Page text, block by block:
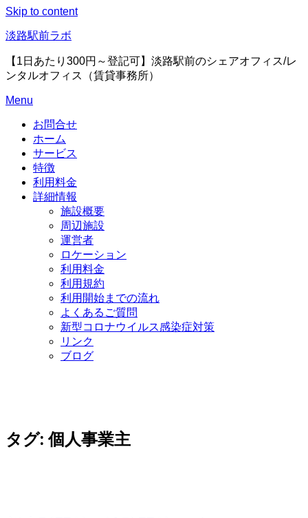
Skip to content
淡路駅前ラボ
【1日あたり300円～登記可】淡路駅前のシェアオフィス/レ
ンタルオフィス（賃貸事務所）
Menu
お問合せ
ホーム
サービス
特徴
利用料金
詳細情報
施設概要
周辺施設
運営者
ロケーション
利用料金
利用規約
利用開始までの流れ
よくあるご質問
新型コロナウイルス感染症対策
リンク
ブログ
タグ:個人事業主